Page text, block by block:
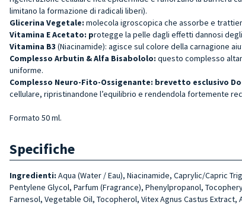
limitano la formazione di radicali liberi).
Glicerina Vegetale: molecola igroscopica che assorbe e
Vitamina E Acetato: protegge la pelle dagli effetti dannosi
Vitamina B3 (Niacinamide): agisce sul colore della carnagione
Complesso Arbutin & Alfa Bisabololo: questo complesso
uniforme.
Complesso Neuro-Fito-Ossigenante: brevetto esclusivo
cellulare, ripristinandone l’equilibrio e rendendola fortemente
Formato 50 ml.
Specifiche
Ingredienti: Aqua (Water / Eau), Niacinamide, Caprylic/Capric
Pentylene Glycol, Parfum (Fragrance), Phenylpropanol,
Farnesol, Vegetable Oil, Tocopherol, Vitex Agnus Castus